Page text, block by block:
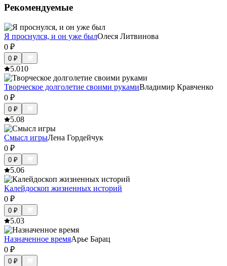
Рекомендуемые
Я проснулся, и он уже былОлеся Литвинова
0 ₽
0 ₽
5.010
Творческое долголетие своими рукамиВладимир Кравченко
0 ₽
0 ₽
5.08
Смысл игрыЛена Гордейчук
0 ₽
0 ₽
5.06
Калейдоскоп жизненных историй
0 ₽
0 ₽
5.03
Назначенное времяАрье Барац
0 ₽
0 ₽